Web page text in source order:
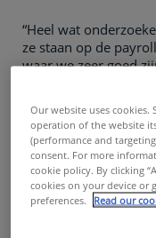
“Heel wat
ze staan op de
waar we zeer goed
instituut wel aan
dat met een
opdrachten zoals
loonstrategie samen
Kwetsbaar
Our website uses cookies.
operation of the website
(performance and
consent. For more
cookie policy. By clicking
cookies on your device or
preferences.
Read our